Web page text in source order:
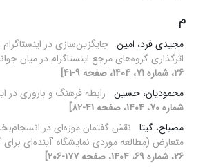
م
مجیدی فرد، امین جایگزین‌سازی در اینستاگرام
اثرگذاری گروه‌های مرجع اینستاگرام در میان
26، شماره 71، 1404، صفحه 9-41]
محمودیان، حسین رابطه فرهنگ و باروری در
شماره 70، 1404، صفحه 41-82]
مصباح، گیتا نقش گفتمان موزه‌ای در
متعارض (مطالعه موردی نمایشگاه 'آینده‌ای
26، شماره 69، 1404، صفحه 177-206]